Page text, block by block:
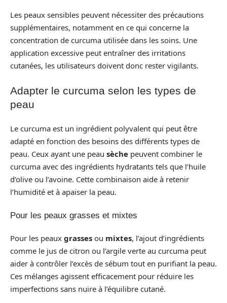
Les peaux sensibles peuvent nécessiter des précautions
supplémentaires, notamment en ce qui concerne la
concentration de curcuma utilisée dans les soins. Une
application excessive peut entraîner des irritations
cutanées, les utilisateurs doivent donc rester vigilants.
Adapter le curcuma selon les types de
peau
Le curcuma est un ingrédient polyvalent qui peut être
adapté en fonction des besoins des différents types de
peau. Ceux ayant une peau sèche peuvent combiner le
curcuma avec des ingrédients hydratants tels que l’huile
d’olive ou l’avoine. Cette combinaison aide à retenir
l’humidité et à apaiser la peau.
Pour les peaux grasses et mixtes
Pour les peaux grasses ou mixtes, l’ajout d’ingrédients
comme le jus de citron ou l’argile verte au curcuma peut
aider à contrôler l’excès de sébum tout en purifiant la peau.
Ces mélanges agissent efficacement pour réduire les
imperfections sans nuire à l’équilibre cutané.